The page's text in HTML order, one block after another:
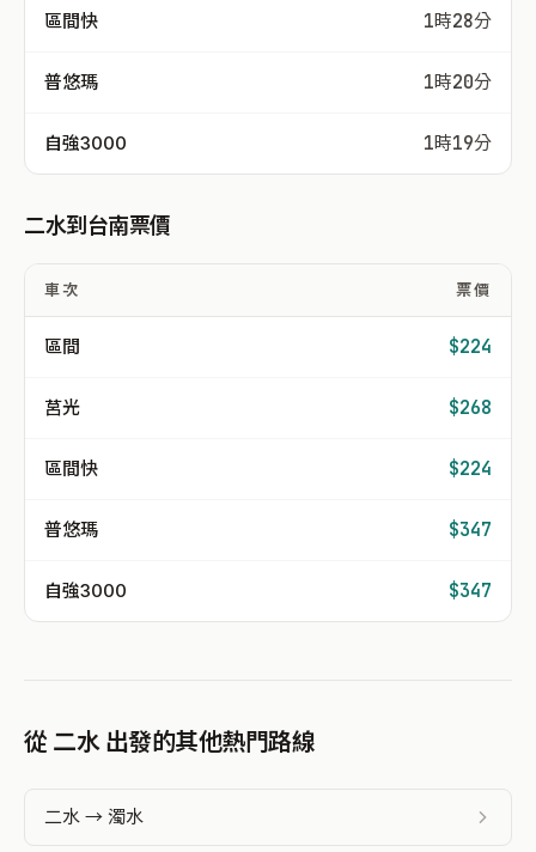
區間快 1時28分
普悠瑪 1時20分
自強3000 1時19分
二水到台南票價
車次 票價
區間 $224
莒光 $268
區間快 $224
普悠瑪 $347
自強3000 $347
從 二水 出發的其他熱門路線
二水 → 濁水